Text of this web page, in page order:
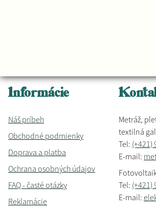
Informácie
Náš príbeh
Obchodné podmienky
Doprava a platba
Ochrana osobných údajov
FAQ - časté otázky
Reklamácie
Metráž,
textilná
Tel: (+421)
E-mail:
Tel: (+421)
E-mail: